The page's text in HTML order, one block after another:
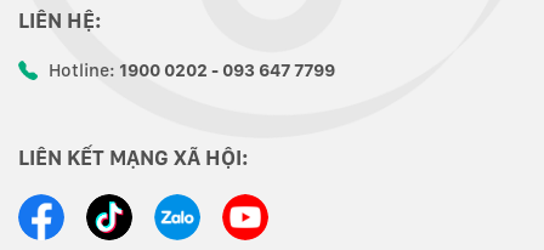
LIÊN HỆ:
Hotline: 1900 0202 - 093 647 7799
LIÊN KẾT MẠNG XÃ HỘI: